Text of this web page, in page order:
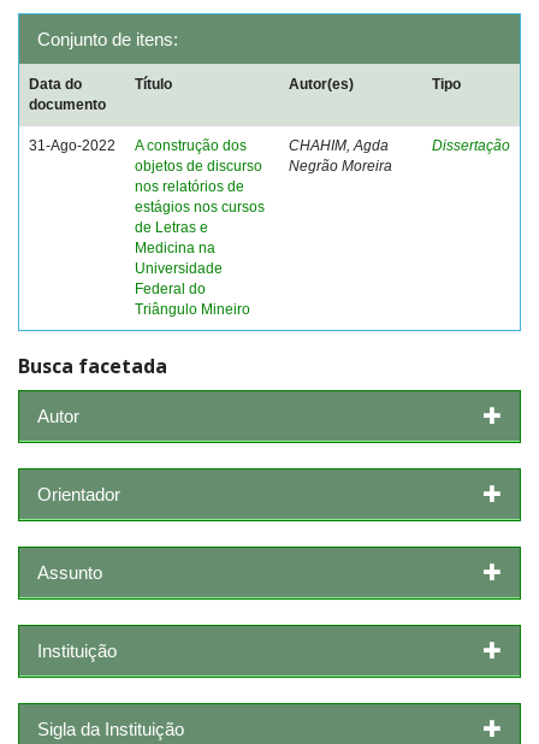
Conjunto de itens:
Data do
documento
Título Autor(es) Tipo
31-Ago-2022
A construção dos
objetos de discurso
nos relatórios de
estágios nos cursos
de Letras e
Medicina na
Universidade
Federal do
Triângulo Mineiro
CHAHIM, Agda
Negrão Moreira
Dissertação
Busca facetada
Autor
Orientador
Assunto
Instituição
Sigla da Instituição